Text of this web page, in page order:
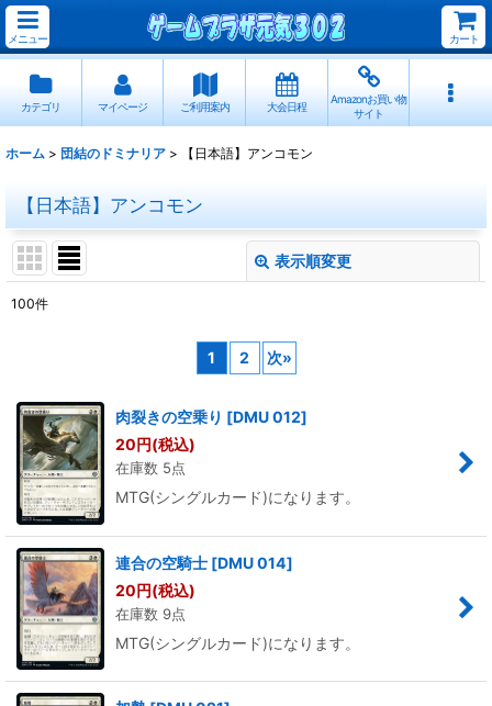
メニュー カート
カテゴリ マイページ ご利用案内 大会日程
Amazonお買い物
サイト
ホーム > 団結のドミナリア > 【日本語】アンコモン
【日本語】アンコモン
表示順変更
100件
1 2 次»
肉裂きの空乗り [DMU 012]
20円(税込)
在庫数 5点
MTG(シングルカード)になります。
連合の空騎士 [DMU 014]
20円(税込)
在庫数 9点
MTG(シングルカード)になります。